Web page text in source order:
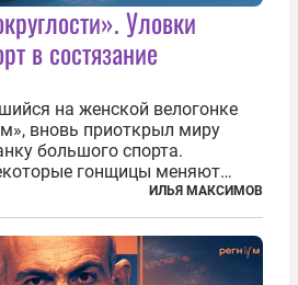
Уловки
в состязание
на женской велогонке
вновь приоткрыл миру
большого спорта.
гонщицы меняют
аэродинамики. За
упорства и
мы привыкли
ИЛЬЯ МАКСИМОВ